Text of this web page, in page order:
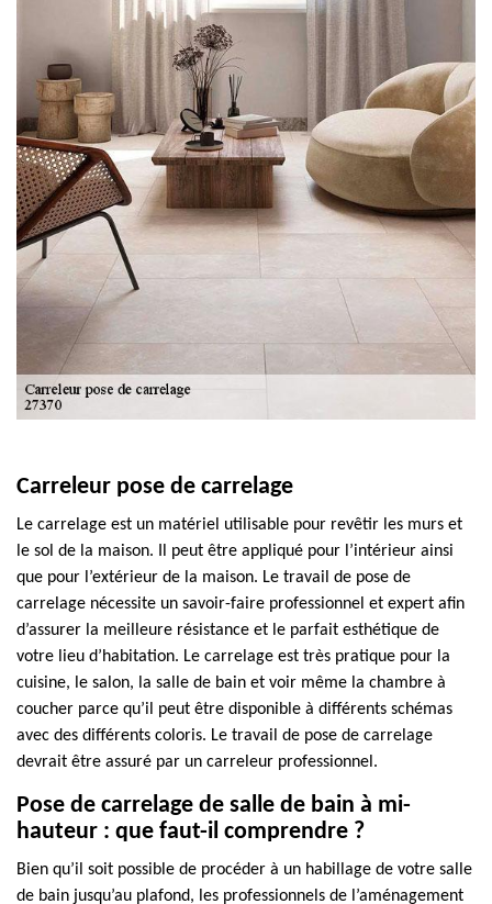
Carreleur pose de carrelage
Le carrelage est un matériel utilisable pour revêtir les murs et
le sol de la maison. Il peut être appliqué pour l’intérieur ainsi
que pour l’extérieur de la maison. Le travail de pose de
carrelage nécessite un savoir-faire professionnel et expert afin
d’assurer la meilleure résistance et le parfait esthétique de
votre lieu d’habitation. Le carrelage est très pratique pour la
cuisine, le salon, la salle de bain et voir même la chambre à
coucher parce qu’il peut être disponible à différents schémas
avec des différents coloris. Le travail de pose de carrelage
devrait être assuré par un carreleur professionnel.
Pose de carrelage de salle de bain à mi-
hauteur : que faut-il comprendre ?
Bien qu’il soit possible de procéder à un habillage de votre salle
de bain jusqu’au plafond, les professionnels de l’aménagement